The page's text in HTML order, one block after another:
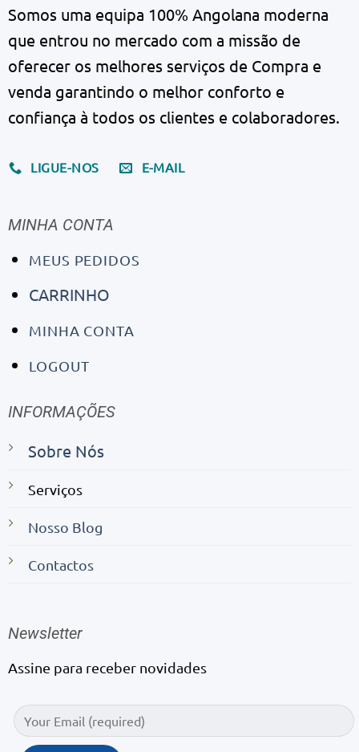
Somos uma equipa 100% Angolana moderna
que entrou no mercado com a missão de
oferecer os melhores serviços de Compra e
venda garantindo o melhor conforto e
confiança à todos os clientes e colaboradores.
LIGUE-NOS E-MAIL
MINHA CONTA
MEUS PEDIDOS
CARRINHO
MINHA CONTA
LOGOUT
INFORMAÇÕES
Sobre Nós
Serviços
Nosso Blog
Contactos
Newsletter
Assine para receber novidades